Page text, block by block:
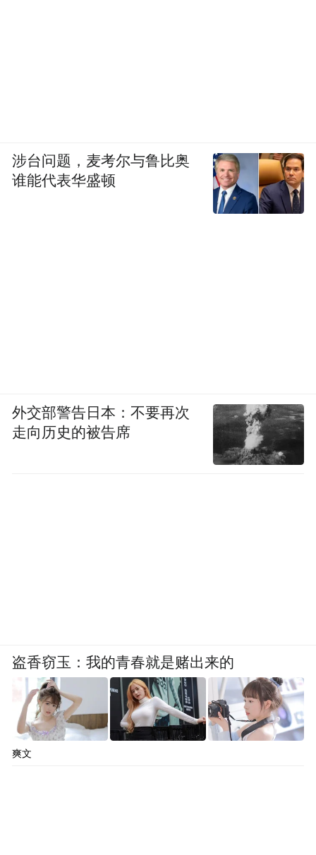
涉台问题，麦考尔与鲁比奥
谁能代表华盛顿
外交部警告日本：不要再次
走向历史的被告席
盗香窃玉：我的青春就是赌出来的
爽文